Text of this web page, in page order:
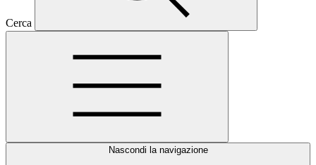
Cerca
Nascondi la navigazione